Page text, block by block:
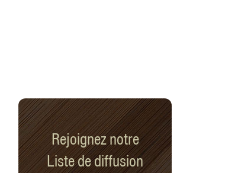
Rejoignez notre
Liste de diffusion